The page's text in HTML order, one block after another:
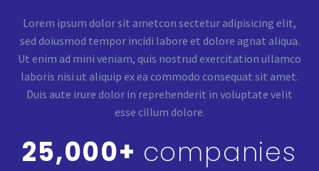
Lorem ipsum dolor sit ametcon sectetur adipisicing elit,
sed doiusmod tempor incidi labore et dolore agnat aliqua.
Ut enim ad mini veniam, quis nostrud exercitation ullamco
laboris nisi ut aliquip ex ea commodo consequat sit amet.
Duis aute irure dolor in reprehenderit in voluptate velit
esse cillum dolore.
25,000+ companies